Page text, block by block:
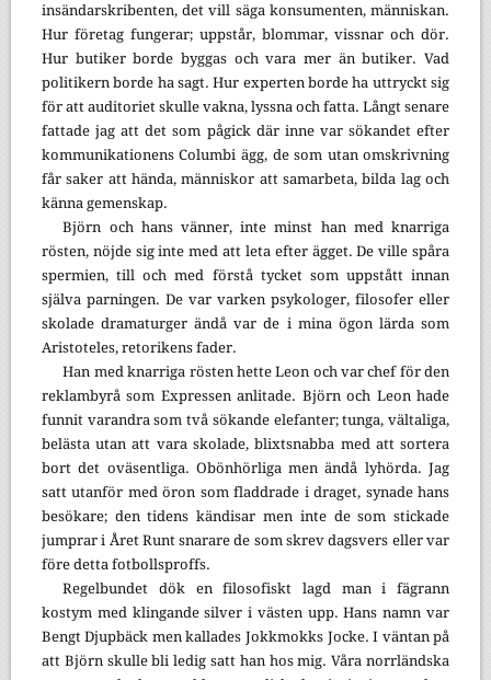
insändarskribenten, det vill säga konsumenten, människan.
Hur företag fungerar; uppstår, blommar, vissnar och dör.
Hur butiker borde byggas och vara mer än butiker. Vad
politikern borde ha sagt. Hur experten borde ha uttryckt sig
för att auditoriet skulle vakna, lyssna och fatta. Långt senare
fattade jag att det som pågick där inne var sökandet efter
kommunikationens Columbi ägg, de som utan omskrivning
får saker att hända, människor att samarbeta, bilda lag och
känna gemenskap.
Björn och hans vänner, inte minst han med knarriga
rösten, nöjde sig inte med att leta efter ägget. De ville spåra
spermien, till och med förstå tycket som uppstått innan
själva parningen. De var varken psykologer, filosofer eller
skolade dramaturger ändå var de i mina ögon lärda som
Aristoteles, retorikens fader.
Han med knarriga rösten hette Leon och var chef för den
reklambyrå som Expressen anlitade. Björn och Leon hade
funnit varandra som två sökande elefanter; tunga, vältaliga,
belästa utan att vara skolade, blixtsnabba med att sortera
bort det oväsentliga. Obönhörliga men ändå lyhörda. Jag
satt utanför med öron som fladdrade i draget, synade hans
besökare; den tidens kändisar men inte de som stickade
jumprar i Året Runt snarare de som skrev dagsvers eller var
före detta fotbollsproffs.
Regelbundet dök en filosofiskt lagd man i fägrann
kostym med klingande silver i västen upp. Hans namn var
Bengt Djupbäck men kallades Jokkmokks Jocke. I väntan på
att Björn skulle bli ledig satt han hos mig. Våra norrländska